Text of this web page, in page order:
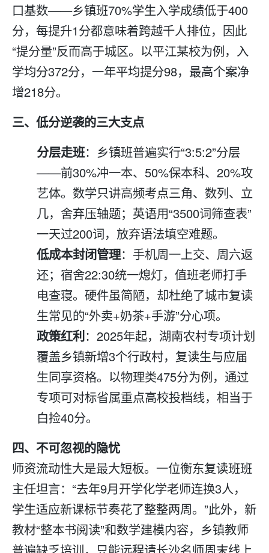
口基数——乡镇班70%学生入学成绩低于400
分，每提升1分都意味着跨越千人排位，因此
“提分量”反而高于城区。以平江某校为例，入
学均分372分，一年平均提分98，最高个案净
增218分。
三、低分逆袭的三大支点
分层走班：乡镇班普遍实行“3:5:2”分层
——前30%冲一本、50%保本科、20%攻
艺体。数学只讲高频考点三角、数列、立
几，舍弃压轴题；英语用“3500词筛查表”
一天过200词，放弃语法填空难题。
低成本封闭管理：手机周一上交、周六返
还；宿舍22:30统一熄灯，值班老师打手
电查寝。硬件虽简陋，却杜绝了城市复读
生常见的“外卖+奶茶+手游”分心项。
政策红利：2025年起，湖南农村专项计划
覆盖乡镇新增3个行政村， 复读生与应届
生同享资格。以物理类475分为例，通过
专项可对标省属重点高校投档线，相当于
白捡40分。
四、不可忽视的隐忧
师资流动性大是最大短板。一位衡东复读班班
主任坦言：“去年9月开学化学老师连换3人，
学生适应新课标节奏花了整整两周。”此外，新
教材“整本书阅读”和数学建模内容，乡镇教师